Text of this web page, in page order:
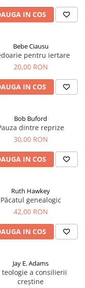
IN COS
Bebe Ciausu
pentru iertare
20,00 RON
IN COS
Bob Buford
dintre reprize
30,00 RON
IN COS
Ruth Hawkey
Păcatul genealogic
42,00 RON
IN COS
Jay E. Adams
teologie a consilierii
creștine